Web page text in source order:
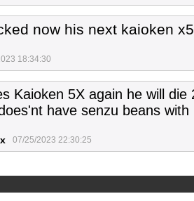
now his next kaioken
18:34:30
Kaioken 5X again he will
have senzu beans
07/25/2023 22:30:25